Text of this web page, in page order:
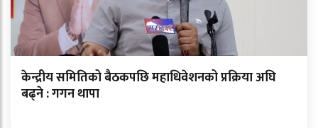
केन्द्रीय समितिको बैठकपछि महाधिवेशनको प्रक्रिया अघि
बढ्ने : गगन थापा